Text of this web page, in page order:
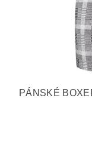
PÁNSKÉ